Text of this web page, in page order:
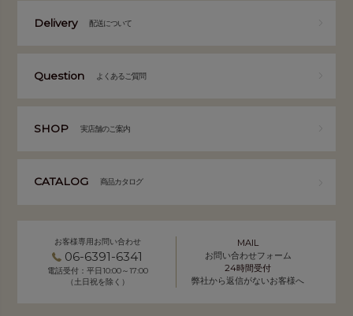
Delivery 配送について
Question よくあるご質問
SHOP 実店舗のご案内
CATALOG 商品カタログ
お客様専用お問い合わせ
06-6391-6341
電話受付：平日10:00～17:00
（土日祝を除く）
MAIL
お問い合わせフォーム
24時間受付
弊社から返信がないお客様へ